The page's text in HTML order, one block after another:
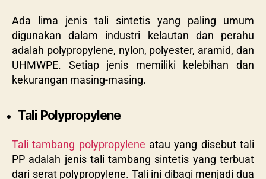
Ada lima jenis tali sintetis yang paling umum
digunakan dalam industri kelautan dan perahu
adalah polypropylene, nylon, polyester, aramid, dan
UHMWPE. Setiap jenis memiliki kelebihan dan
kekurangan masing-masing.
Tali Polypropylene
Tali tambang polypropylene atau yang disebut tali
PP adalah jenis tali tambang sintetis yang terbuat
dari serat polypropylene. Tali ini dibagi menjadi dua